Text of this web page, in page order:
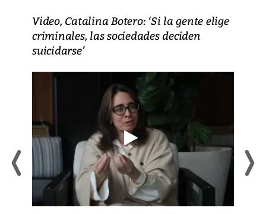
Video, Catalina Botero: ‘Si la gente elige
criminales, las sociedades deciden
suicidarse’